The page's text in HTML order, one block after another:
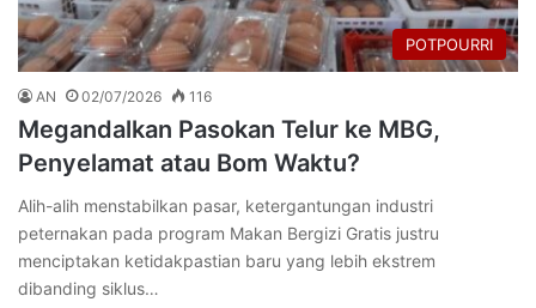
POTPOURRI
AN 02/07/2026 116
Megandalkan Pasokan Telur ke MBG,
Penyelamat atau Bom Waktu?
Alih-alih menstabilkan pasar, ketergantungan industri
peternakan pada program Makan Bergizi Gratis justru
menciptakan ketidakpastian baru yang lebih ekstrem
dibanding siklus…